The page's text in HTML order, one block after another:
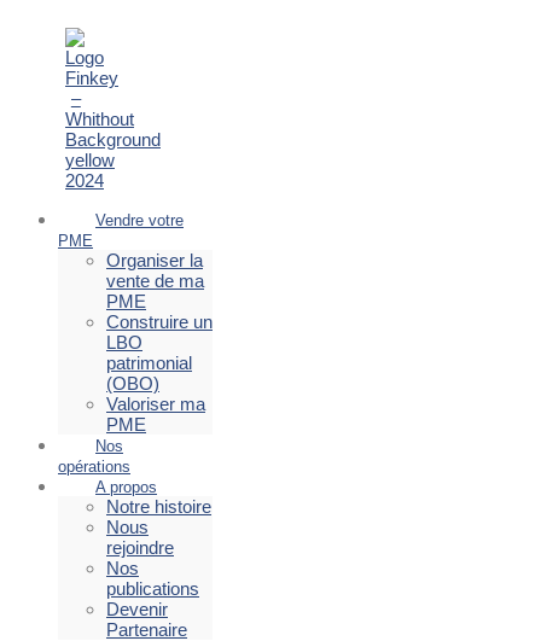
Vendre votre
PME
Organiser la
vente de ma
PME
Construire un
LBO
patrimonial
(OBO)
Valoriser ma
PME
Nos
opérations
A propos
Notre histoire
Nous
rejoindre
Nos
publications
Devenir
Partenaire